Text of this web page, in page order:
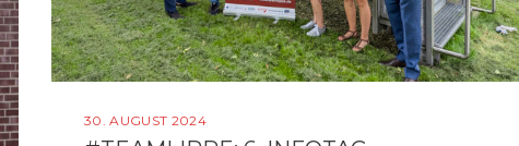
30. AUGUST 2024